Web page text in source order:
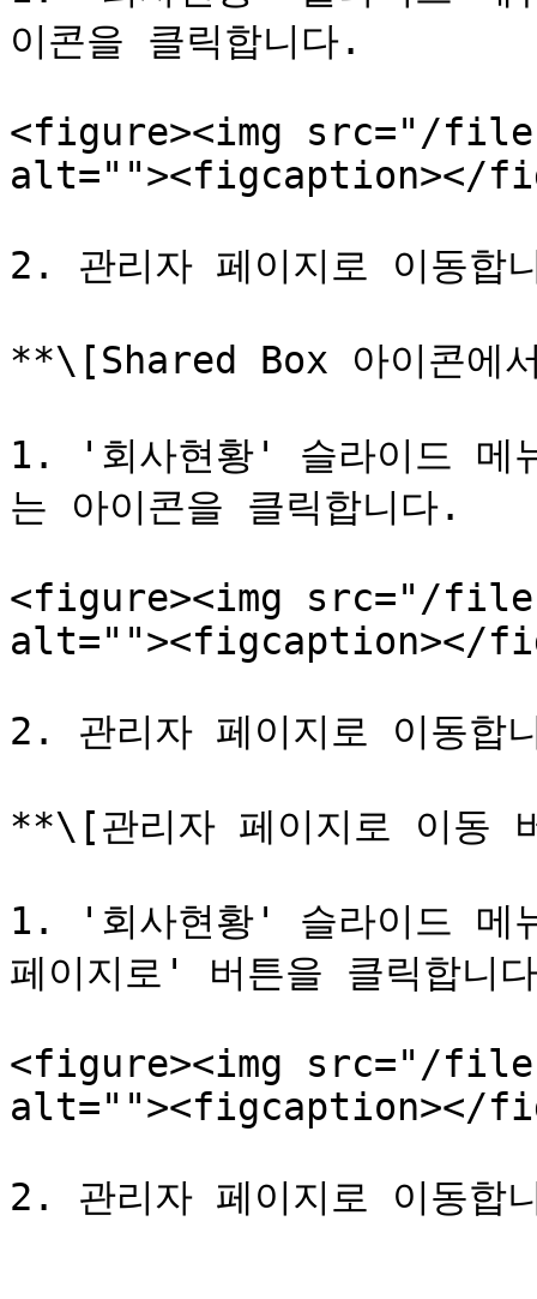
이콘을 클릭합니다.
<figure><img src="/
alt=""><figcaption></
2. 관리자 페이지로 이동합
**\[Shared Box 아이콘에
1. '회사현황' 슬라이드 메
는 아이콘을 클릭합니다.
<figure><img src="/files/
alt=""><figcaption></
2. 관리자 페이지로 이동합
**\[관리자 페이지로 이동
1. '회사현황' 슬라이드 메
페이지로' 버튼을 클릭합니
<figure><img src="/files/
alt=""><figcaption></